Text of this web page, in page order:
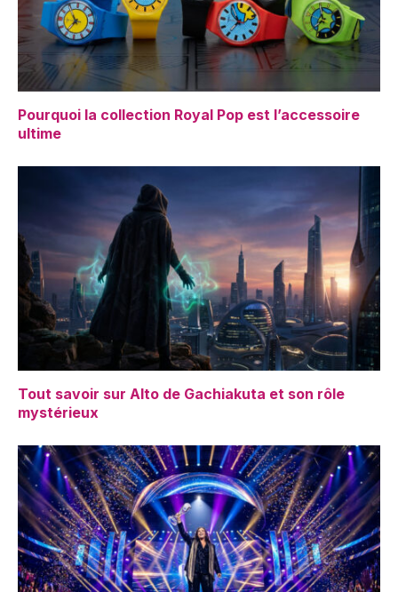
Pourquoi la collection Royal Pop est l’accessoire
ultime
Tout savoir sur Alto de Gachiakuta et son rôle
mystérieux